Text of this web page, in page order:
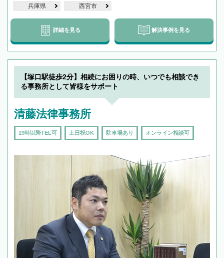
兵庫県 西宮市
詳細を見る 解決事例を見る
【塚口駅徒歩2分】相続にお困りの時、いつでも相談でき
る事務所として皆様をサポート
清藤法律事務所
19時以降TEL可 土日祝OK 駐車場あり オンライン相談可